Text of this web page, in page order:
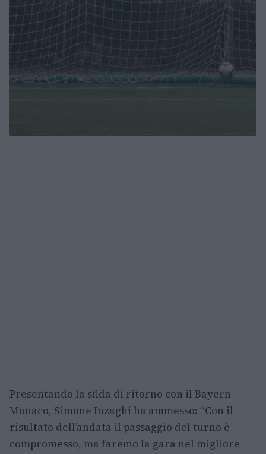
Presentando la sfida di ritorno con il Bayern
Monaco, Simone Inzaghi ha ammesso: “Con il
risultato dell’andata il passaggio del turno è
compromesso, ma faremo la gara nel migliore